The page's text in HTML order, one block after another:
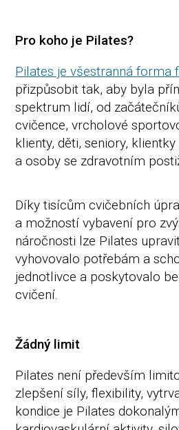
Pro koho je Pilates?
Pilates je všestranná forma
přizpůsobit tak, aby byla
spektrum lidí, od
cvičence, vrcholové
klienty, děti, seniory,
a osoby se zdravotním
Díky tisícům cvičebních
a možností vybavení pro
náročnosti lze Pilates
vyhovovalo potřebám a
jednotlivce a poskytovalo
cvičení.
Žádný limit
Pilates není především
zlepšení síly, flexibility,
kondice je Pilates